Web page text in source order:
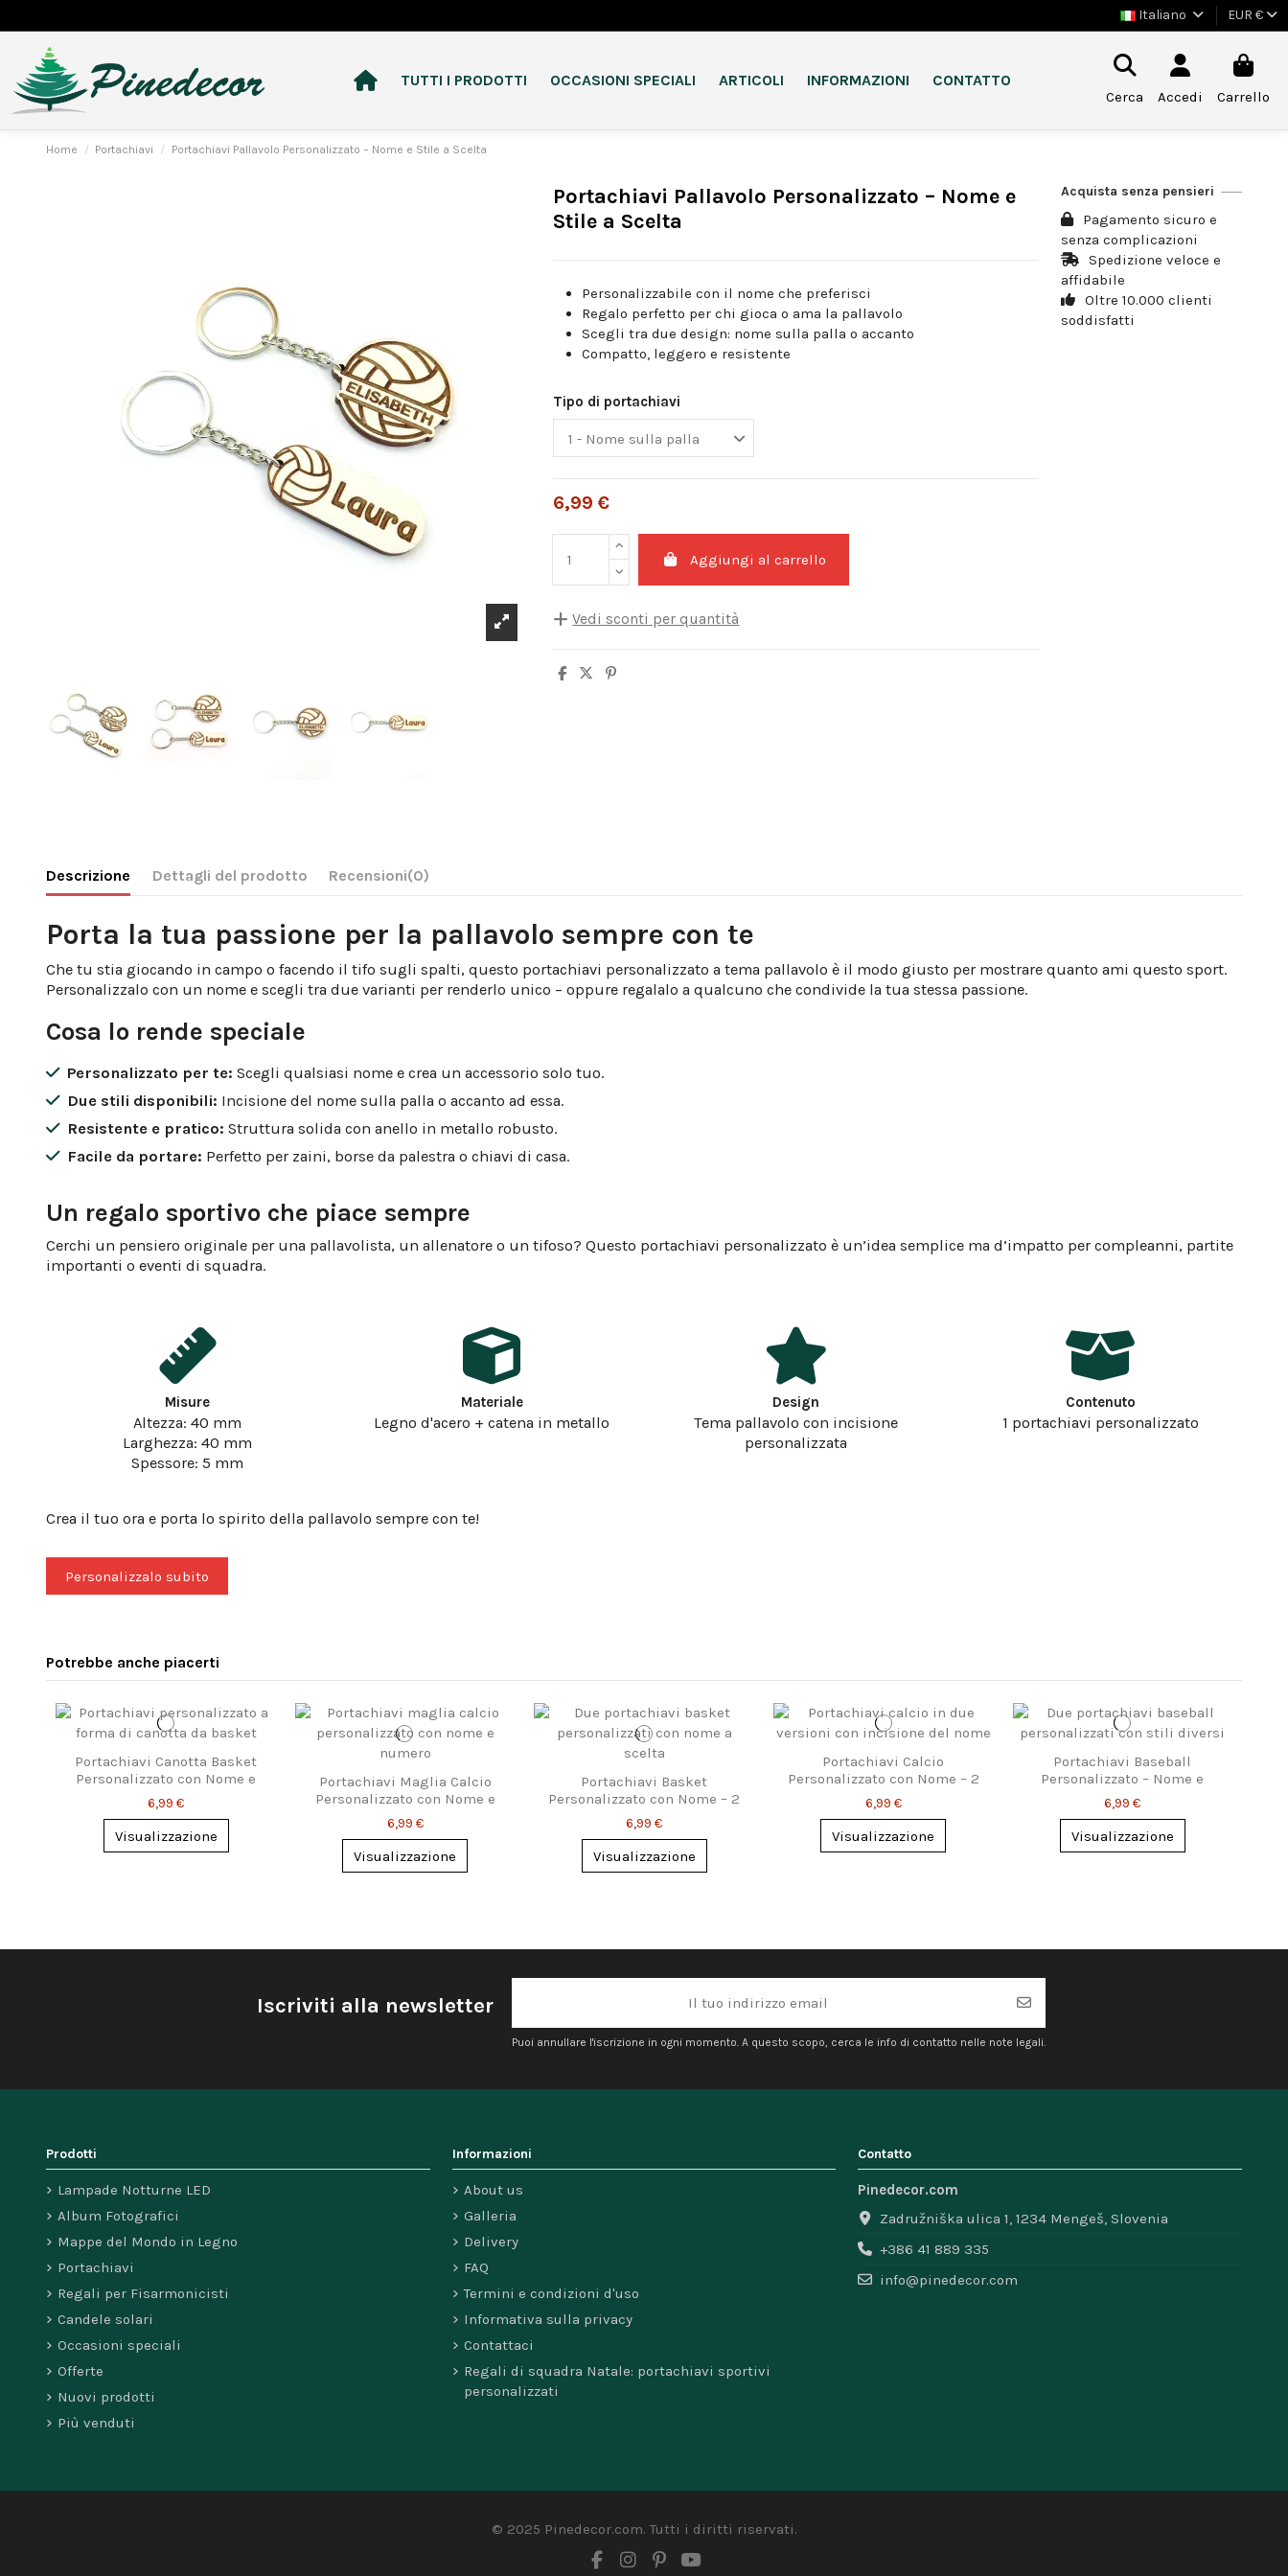
Italiano EUR €
TUTTI I PRODOTTI OCCASIONI SPECIALI ARTICOLI INFORMAZIONI CONTATTO
Cerca Accedi Carrello
Home Portachiavi Portachiavi Pallavolo Personalizzato – Nome e Stile a Scelta
Portachiavi Pallavolo Personalizzato – Nome e
Stile a Scelta
Personalizzabile con il nome che preferisci
Regalo perfetto per chi gioca o ama la pallavolo
Scegli tra due design: nome sulla palla o accanto
Compatto, leggero e resistente
Tipo di portachiavi
6,99 €
Aggiungi al carrello
Vedi sconti per quantità
Quantità Sconto unità
Salva
Acquista senza pensieri
Pagamento sicuro e
senza complicazioni
Spedizione veloce e
affidabile
Oltre 10.000 clienti
soddisfatti
Descrizione Dettagli del prodotto Recensioni(0)
Porta la tua passione per la pallavolo sempre con te
Che tu stia giocando in campo o facendo il tifo sugli spalti, questo portachiavi personalizzato a tema pallavolo è il modo giusto per mostrare quanto ami questo sport.
Personalizzalo con un nome e scegli tra due varianti per renderlo unico – oppure regalalo a qualcuno che condivide la tua stessa passione.
Cosa lo rende speciale
Personalizzato per te: Scegli qualsiasi nome e crea un accessorio solo tuo.
Due stili disponibili: Incisione del nome sulla palla o accanto ad essa.
Resistente e pratico: Struttura solida con anello in metallo robusto.
Facile da portare: Perfetto per zaini, borse da palestra o chiavi di casa.
Un regalo sportivo che piace sempre
Cerchi un pensiero originale per una pallavolista, un allenatore o un tifoso? Questo portachiavi personalizzato è un’idea semplice ma d’impatto per compleanni, partite
importanti o eventi di squadra.
Misure
Altezza: 40 mm
Larghezza: 40 mm
Spessore: 5 mm
Materiale
Legno d'acero + catena in metallo
Design
Tema pallavolo con incisione
personalizzata
Contenuto
1 portachiavi personalizzato
Crea il tuo ora e porta lo spirito della pallavolo sempre con te!
Personalizzalo subito
Potrebbe anche piacerti
Portachiavi Canotta Basket
Personalizzato con Nome e
Numero
6,99 €
Visualizzazione
Portachiavi Maglia Calcio
Personalizzato con Nome e
Numero
6,99 €
Visualizzazione
Portachiavi Basket
Personalizzato con Nome – 2
Modelli Disponibili
6,99 €
Visualizzazione
Portachiavi Calcio
Personalizzato con Nome – 2
Design Disponibili
6,99 €
Visualizzazione
Portachiavi Baseball
Personalizzato – Nome e
Design a Scelta
6,99 €
Visualizzazione
Iscriviti alla newsletter
Puoi annullare l'iscrizione in ogni momento. A questo scopo, cerca le info di contatto nelle note legali.
Prodotti
Lampade Notturne LED
Album Fotografici
Mappe del Mondo in Legno
Portachiavi
Regali per Fisarmonicisti
Candele solari
Occasioni speciali
Offerte
Nuovi prodotti
Più venduti
Informazioni
About us
Galleria
Delivery
FAQ
Termini e condizioni d'uso
Informativa sulla privacy
Contattaci
Regali di squadra Natale: portachiavi sportivi
personalizzati
Contatto
Pinedecor.com
Zadružniška ulica 1, 1234 Mengeš, Slovenia
+386 41 889 335
info@pinedecor.com
© 2025 Pinedecor.com. Tutti i diritti riservati.